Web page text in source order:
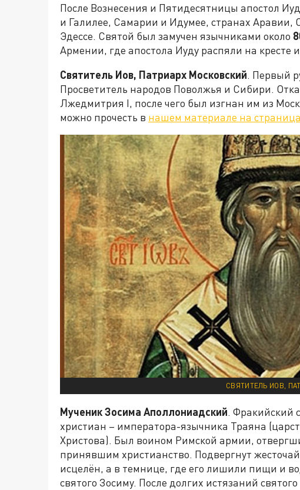
После Вознесения и Пятидесятницы апостол
и Галилее, Самарии и Идумее, странах Аравии,
Эдессе. Святой был замучен язычниками около
Армении, где апостола Иуду распяли на кресте
Святитель Иов, Патриарх Московский. Первый
Просветитель народов Поволжья и Сибири.
Лжедмитрия I, после чего был изгнан им из
можно прочесть в нашем материале на
СВЯТИТЕЛЬ ИОВ,
Мученик Зосима Аполлониадский. Фракийский
христиан – императора-язычника Траяна
Христова). Был воином Римской армии,
принявшим христианство. Подвергнут
исцелён, а в темнице, где его лишили пищи и
святого Зосиму. После долгих истязаний